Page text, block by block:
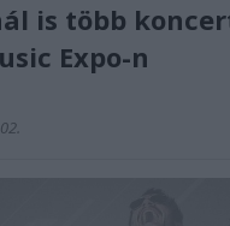
is több
Expo-n